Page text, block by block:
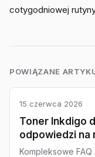
cotygodniowej
POWIĄZANE
15 czerwca 2026
Toner Inkdigo
odpowiedzi na
Kompleksowe